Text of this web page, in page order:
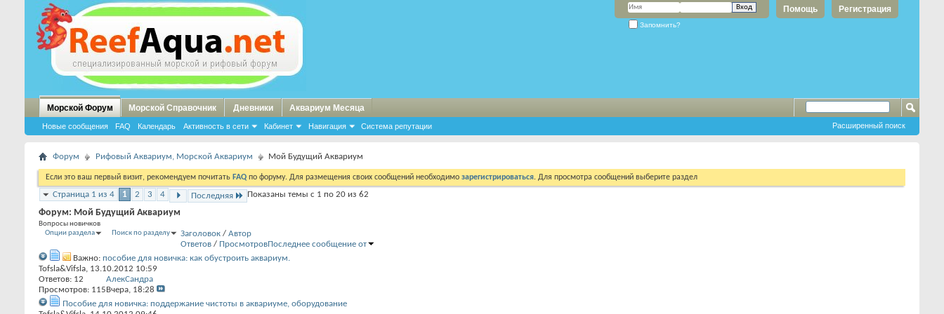
Регистрация
Помощь
Запомнить?
Морской Форум
Новые сообщения FAQ Календарь Активность в сети Кабинет Навигация Система репутации
Морской Справочник Дневники Аквариум Месяца
Расширенный поиск
Форум Рифовый Аквариум, Морской Аквариум Мой Будущий Аквариум
Если это ваш первый визит, рекомендуем почитать FAQ по форуму. Для размещения своих сообщений необходимо зарегистрироваться. Для просмотра сообщений выберите раздел
Страница 1 из 4 1 2 3 4 Последняя Показаны темы с 1 по 20 из 62
Форум: Мой Будущий Аквариум
Вопросы новичков
Опции раздела
Поиск по разделу Заголовок / Автор
Ответов / ПросмотровПоследнее сообщение от
Важно: пособие для новичка: как обустроить аквариум.
Tofsla&Vifsla, 13.10.2012 10:59
Ответов: 12
Просмотров: 115
АлекСандра
Вчера, 18:28
Пособие для новичка: поддержание чистоты в аквариуме, оборудование